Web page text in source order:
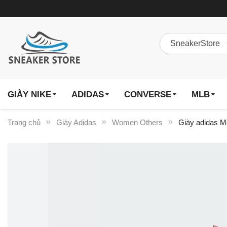
GIÀY NIKE ADIDAS CONVERSE MLB
Trang chủ Giày Adidas Women Others Giày adidas